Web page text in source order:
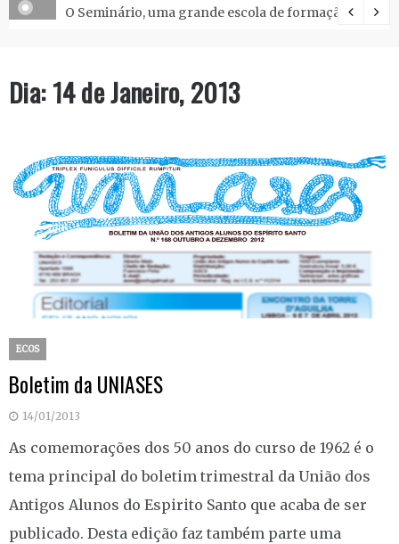
O Seminário, uma grande escola de formação.
Dia:14 de Janeiro, 2013
ECOS
Boletim da UNIASES
14/01/2013
As comemorações dos 50 anos do curso de 1962 é o
tema principal do boletim trimestral da União dos
Antigos Alunos do Espirito Santo que acaba de ser
publicado. Desta edição faz também parte uma